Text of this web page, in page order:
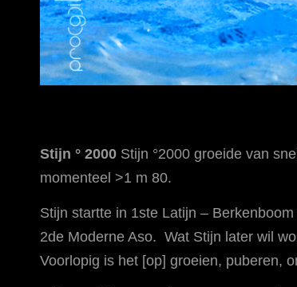
Stijn ° 2000 Stijn °2000 groeide van
momenteel >1 m 80.
Stijn startte in 1ste Latijn –
2de Moderne Aso. Wat Stijn later wil
Voorlopig is het [op] groeien, puberen,